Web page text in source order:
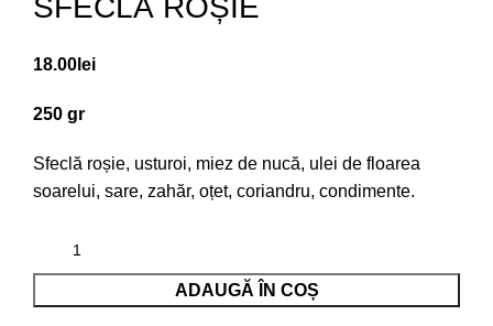
SFECLĂ ROȘIE
18.00 lei
250 gr
Sfeclă roșie, usturoi, miez de nucă, ulei de floarea
soarelui, sare, zahăr, oțet, coriandru, condimente.
ADAUGĂ ÎN COȘ